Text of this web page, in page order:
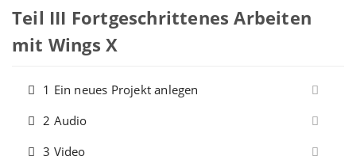
Teil III Fortgeschrittenes Arbeiten
mit Wings X
1 Ein neues Projekt anlegen
2 Audio
3 Video